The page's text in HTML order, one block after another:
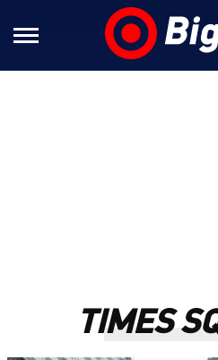
TIMES